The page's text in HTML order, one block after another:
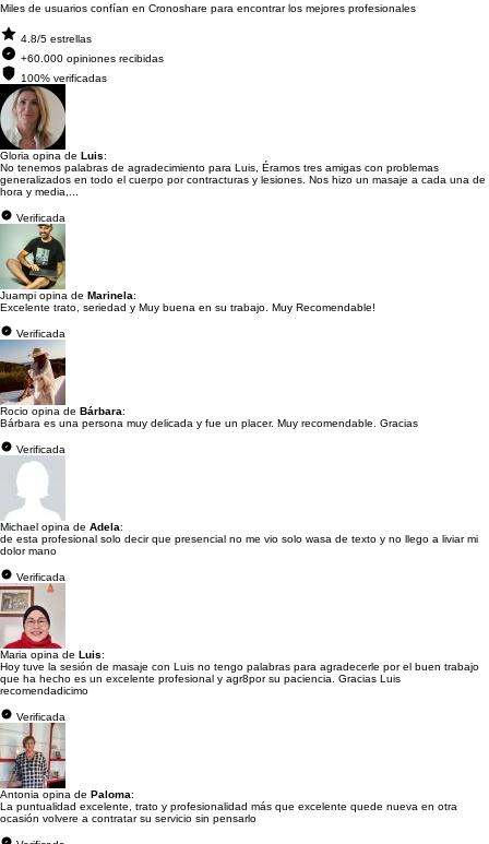
Miles de usuarios confían en Cronoshare para encontrar los mejores profesionales
4.8/5 estrellas
+60.000 opiniones recibidas
100% verificadas
Gloria opina de Luis:
No tenemos palabras de agradecimiento para Luis, Éramos tres amigas con problemas
generalizados en todo el cuerpo por contracturas y lesiones. Nos hizo un masaje a cada una de
hora y media,...
Verificada
Juampi opina de Marinela:
Excelente trato, seriedad y Muy buena en su trabajo. Muy Recomendable!
Verificada
Rocio opina de Bárbara:
Bárbara es una persona muy delicada y fue un placer. Muy recomendable. Gracias
Verificada
Michael opina de Adela:
de esta profesional solo decir que presencial no me vio solo wasa de texto y no llego a liviar mi
dolor mano
Verificada
Maria opina de Luis:
Hoy tuve la sesión de masaje con Luis no tengo palabras para agradecerle por el buen trabajo
que ha hecho es un excelente profesional y agr8por su paciencia. Gracias Luis
recomendadicimo
Verificada
Antonia opina de Paloma:
La puntualidad excelente, trato y profesionalidad más que excelente quede nueva en otra
ocasión volvere a contratar su servicio sin pensarlo